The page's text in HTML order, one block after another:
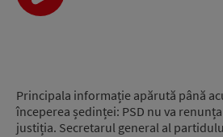
Principala informație apărută până
începerea ședinței: PSD nu va
justiția. Secretarul general al